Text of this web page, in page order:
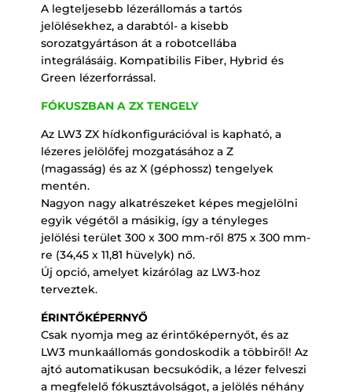
A legteljesebb lézerállomás a tartós
jelölésekhez, a darabtól- a kisebb
sorozatgyártáson át a robotcellába
integrálásáig. Kompatibilis Fiber, Hybrid és
Green lézerforrással.
FÓKUSZBAN A ZX TENGELY
Az LW3 ZX hídkonfigurációval is kapható, a
lézeres jelölőfej mozgatásához a Z
(magasság) és az X (géphossz) tengelyek
mentén.
Nagyon nagy alkatrészeket képes megjelölni
egyik végétől a másikig, így a tényleges
jelölési terület 300 x 300 mm-ről 875 x 300 mm-
re (34,45 x 11,81 hüvelyk) nő.
Új opció, amelyet kizárólag az LW3-hoz
terveztek.
ÉRINTŐKÉPERNYŐ
Csak nyomja meg az érintőképernyőt, és az
LW3 munkaállomás gondoskodik a többiről! Az
ajtó automatikusan becsukódik, a lézer felveszi
a megfelelő fókusztávolságot, a jelölés néhány